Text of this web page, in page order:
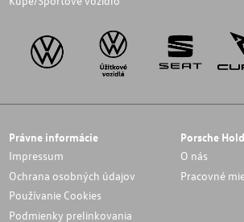
Právne informácie
Impressum
Ochrana osobných údajov
Používanie Cookies
Podmienky prelinkovania
Porsche
O nás
Pracovné